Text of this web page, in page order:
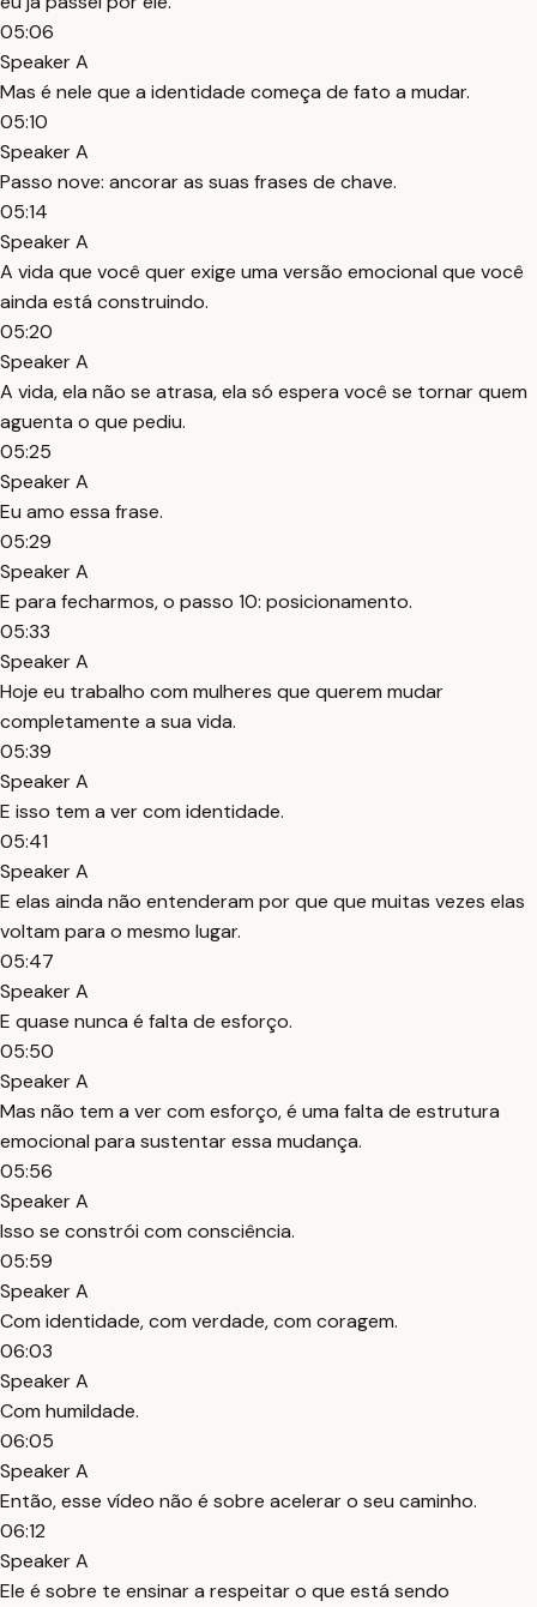
05:06
Speaker A
Mas é nele que a identidade começa de fato a mudar.
05:10
Speaker A
Passo nove: ancorar as suas frases de chave.
05:14
Speaker A
A vida que você quer exige uma versão emocional que você
ainda está construindo.
05:20
Speaker A
A vida, ela não se atrasa, ela só espera você se tornar quem
aguenta o que pediu.
05:25
Speaker A
Eu amo essa frase.
05:29
Speaker A
E para fecharmos, o passo 10: posicionamento.
05:33
Speaker A
Hoje eu trabalho com mulheres que querem mudar
completamente a sua vida.
05:39
Speaker A
E isso tem a ver com identidade.
05:41
Speaker A
E elas ainda não entenderam por que que muitas vezes elas
voltam para o mesmo lugar.
05:47
Speaker A
E quase nunca é falta de esforço.
05:50
Speaker A
Mas não tem a ver com esforço, é uma falta de estrutura
emocional para sustentar essa mudança.
05:56
Speaker A
Isso se constrói com consciência.
05:59
Speaker A
Com identidade, com verdade, com coragem.
06:03
Speaker A
Com humildade.
06:05
Speaker A
Então, esse vídeo não é sobre acelerar o seu caminho.
06:12
Speaker A
Ele é sobre te ensinar a respeitar o que está sendo